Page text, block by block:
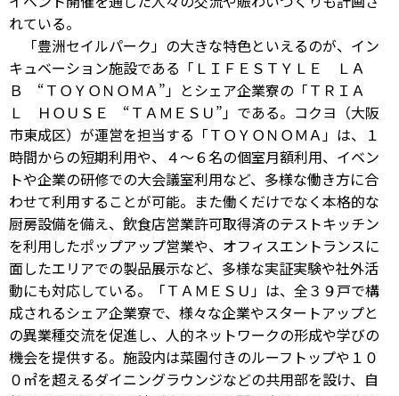
れている。
「豊洲セイルパーク」の大きな特色といえるのが、イン
キュベーション施設である「ＬＩＦＥＳＴＹＬＥ ＬＡ
Ｂ “ＴＯＹＯＮＯＭＡ”」とシェア企業寮の「ＴＲＩＡ
Ｌ ＨＯＵＳＥ “ＴＡＭＥＳＵ”」である。コクヨ（大阪
市東成区）が運営を担当する「ＴＯＹＯＮＯＭＡ」は、１
時間からの短期利用や、４～６名の個室月額利用、イベン
トや企業の研修での大会議室利用など、多様な働き方に合
わせて利用することが可能。また働くだけでなく本格的な
厨房設備を備え、飲食店営業許可取得済のテストキッチン
を利用したポップアップ営業や、オフィスエントランスに
面したエリアでの製品展示など、多様な実証実験や社外活
動にも対応している。「ＴＡＭＥＳＵ」は、全３９戸で構
成されるシェア企業寮で、様々な企業やスタートアップと
の異業種交流を促進し、人的ネットワークの形成や学びの
機会を提供する。施設内は菜園付きのルーフトップや１０
０㎡を超えるダイニングラウンジなどの共用部を設け、自